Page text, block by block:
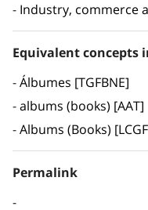
Industry, commerce
Equivalent concepts
Álbumes [TGFBNE]
albums (books) [AAT]
Albums (Books)
Permalink